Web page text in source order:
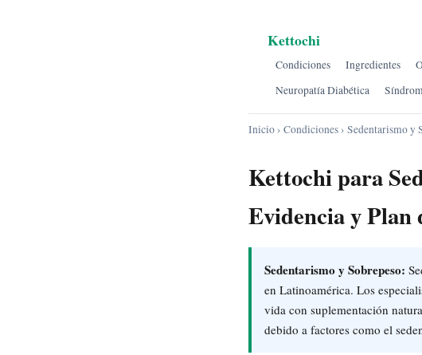
Kettochi
Condiciones Ingredientes
Neuropatía Diabética
Inicio› Condiciones› Sedentarismo y
Kettochi para
Evidencia y
Sedentarismo y Sobrepeso:
en Latinoamérica. Los
vida con suplementación
debido a factores como el